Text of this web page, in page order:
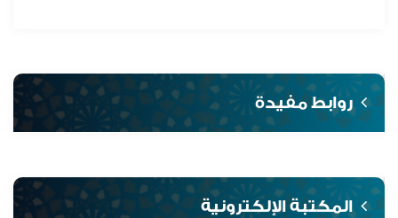
روابط مفيدة
المكتبة الإلكترونية